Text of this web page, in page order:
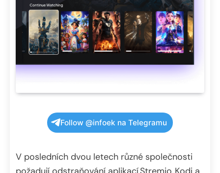
Follow @infoek na Telegramu
V posledních dvou letech různé společnosti